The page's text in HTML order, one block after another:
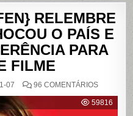
RELEMBRE
O PAÍS E
PARA
FILME
07 96 COMENTÁRIOSEM
59816